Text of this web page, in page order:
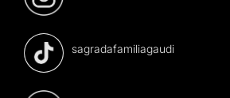
sagradafamiliagaudi